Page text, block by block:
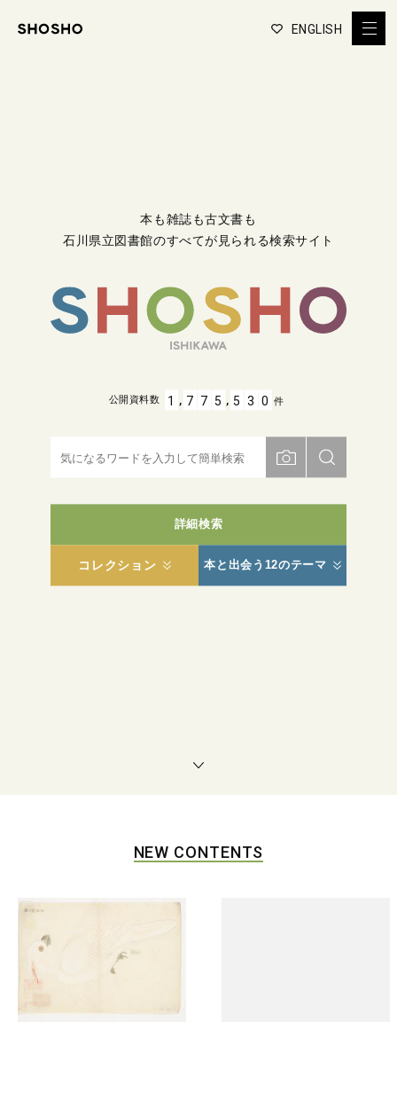
ENGLISH
本も雑誌も古文書も
石川県立図書館のすべてが見られる検索サイト
詳細検索
コレクション 本と出会う12のテーマ
公開資料数 1 , 7 7 5 , 5 3 0 件
NEW CONTENTS